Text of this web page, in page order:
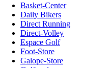
Basket-Center
Daily Bikers
Direct Running
Direct-Volley
Espace Golf
Foot-Store
Galope-Store